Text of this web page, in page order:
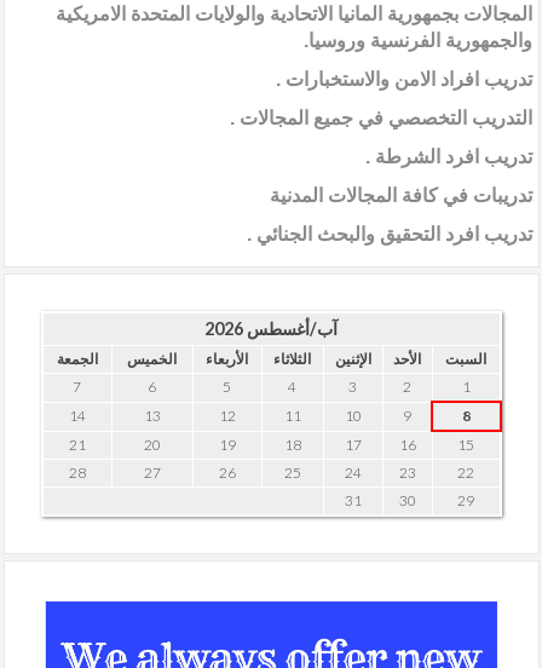
المجالاتبجمهورية المانيا الاتحادية والولايات المتحدة الامريكية
والجمهورية الفرنسية وروسيا.
تدريب افراد الامن والاستخبارات .
التدريب التخصصي في جميع المجالات .
تدريب افرد الشرطة .
تدريبات في كافة المجالات المدنية
تدريب افرد التحقيق والبحث الجنائي .
آب/أغسطس 2026
السبت الأحد الإثنين الثلاثاء الأربعاء الخميس
الجمعة
1
2
3
4
5
6
7
8
9
10
11
12
13
14
15
16
17
18
19
20
21
22
23
24
25
26
27
28
29
30
31